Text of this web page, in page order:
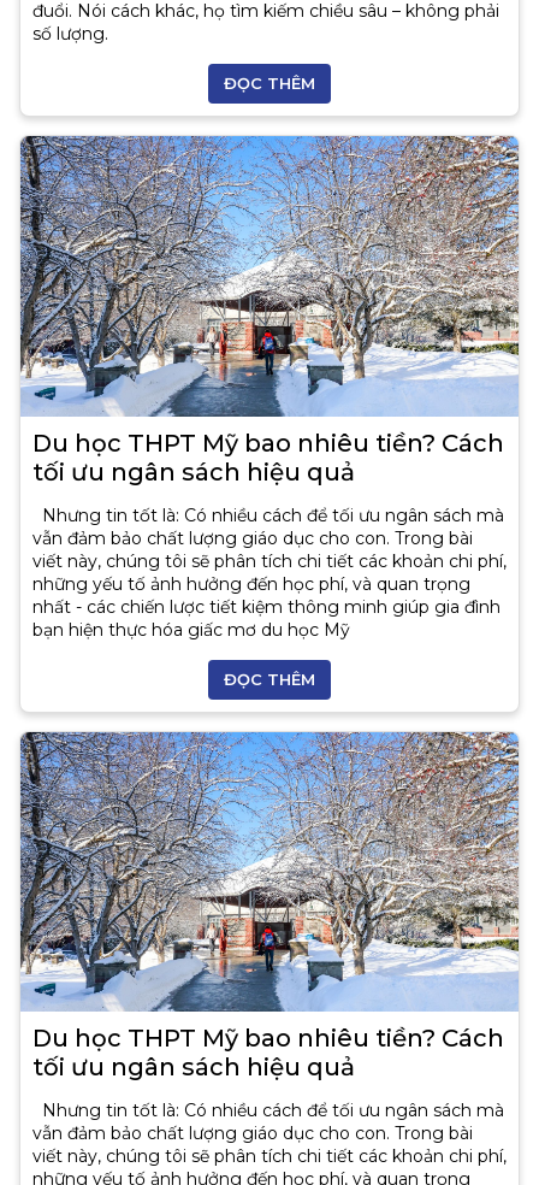
đuổi. Nói cách khác, họ tìm kiếm chiều sâu – không phải
số lượng.
ĐỌC THÊM
Du học THPT Mỹ bao nhiêu tiền? Cách
tối ưu ngân sách hiệu quả
Nhưng tin tốt là: Có nhiều cách để tối ưu ngân sách mà
vẫn đảm bảo chất lượng giáo dục cho con. Trong bài
viết này, chúng tôi sẽ phân tích chi tiết các khoản chi phí,
những yếu tố ảnh hưởng đến học phí, và quan trọng
nhất - các chiến lược tiết kiệm thông minh giúp gia đình
bạn hiện thực hóa giấc mơ du học Mỹ
ĐỌC THÊM
Du học THPT Mỹ bao nhiêu tiền? Cách
tối ưu ngân sách hiệu quả
Nhưng tin tốt là: Có nhiều cách để tối ưu ngân sách mà
vẫn đảm bảo chất lượng giáo dục cho con. Trong bài
viết này, chúng tôi sẽ phân tích chi tiết các khoản chi phí,
những yếu tố ảnh hưởng đến học phí, và quan trọng